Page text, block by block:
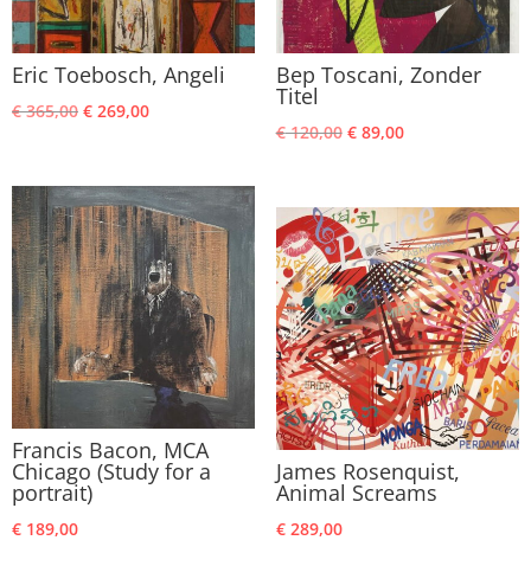
Eric Toebosch, Angeli
€365,00 Oorspronkelijke
€ 365,00.
€ 269,00Huidige
€ 269,00.
Bep Toscani, Zonder
Titel
€120,00 Oorspronkelijke
€ 120,00.
€89,00Huidige
€ 89,00.
Francis Bacon, MCA
Chicago (Study for a
portrait)
€ 189,00
James Rosenquist,
Animal Screams
€289,00